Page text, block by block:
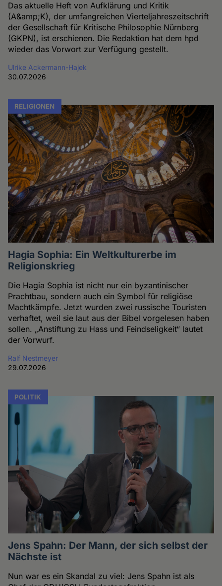
Das aktuelle Heft von Aufklärung und Kritik
(A&amp;K), der umfangreichen Vierteljahreszeitschrift
der Gesellschaft für Kritische Philosophie Nürnberg
(GKPN), ist erschienen. Die Redaktion hat dem hpd
wieder das Vorwort zur Verfügung gestellt.
Ulrike Ackermann-Hajek
30.07.2026
RELIGIONEN
Hagia Sophia: Ein Weltkulturerbe im
Religionskrieg
Die Hagia Sophia ist nicht nur ein byzantinischer
Prachtbau, sondern auch ein Symbol für religiöse
Machtkämpfe. Jetzt wurden zwei russische Touristen
verhaftet, weil sie laut aus der Bibel vorgelesen haben
sollen. „Anstiftung zu Hass und Feindseligkeit“ lautet
der Vorwurf.
Ralf Nestmeyer
29.07.2026
POLITIK
Jens Spahn: Der Mann, der sich selbst der
Nächste ist
Nun war es ein Skandal zu viel: Jens Spahn ist als